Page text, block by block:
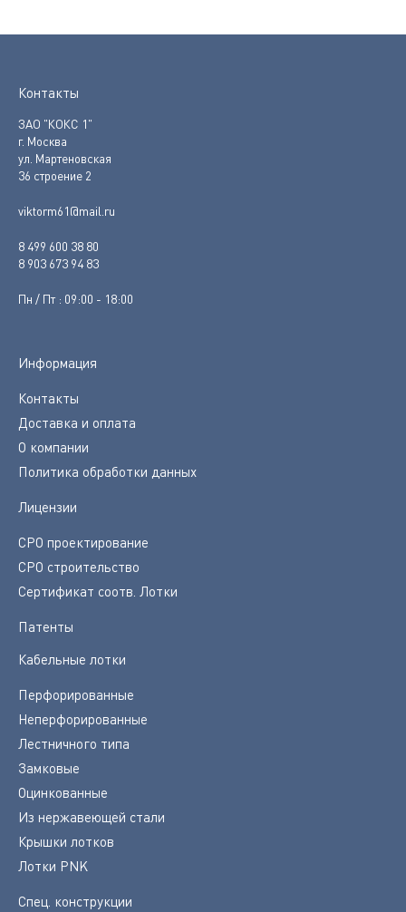
Контакты
ЗАО "КОКС 1"
г. Москва
ул. Мартеновская
36 строение 2
viktorm61@mail.ru
8 499 600 38 80
8 903 673 94 83
Пн / Пт : 09:00 - 18:00
Информация
Контакты
Доставка и оплата
О компании
Политика обработки данных
Лицензии
СРО проектирование
СРО строительство
Сертификат соотв. Лотки
Патенты
Кабельные лотки
Перфорированные
Неперфорированные
Лестничного типа
Замковые
Оцинкованные
Из нержавеющей стали
Крышки лотков
Лотки PNK
Спец. конструкции